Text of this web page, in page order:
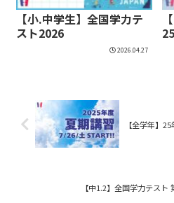
【小.中学生】全国学力テ
スト2026
2026.04.27
【全学年】
【中1.2】全国学力テスト